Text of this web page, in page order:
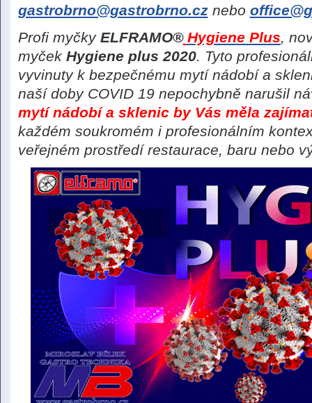
gastrobrno@gastrobrno.cz nebo
Profi myčky ELFRAMO® Hygiene Plus ,
myček Hygiene plus 2020. Tyto
vyvinuty k bezpečnému mytí nádobí a
naší doby COVID 19 nepochybně narušil
mytí nádobí a sklenic by Vás měla
každém soukromém i profesionálním
veřejném prostředí restaurace, baru nebo